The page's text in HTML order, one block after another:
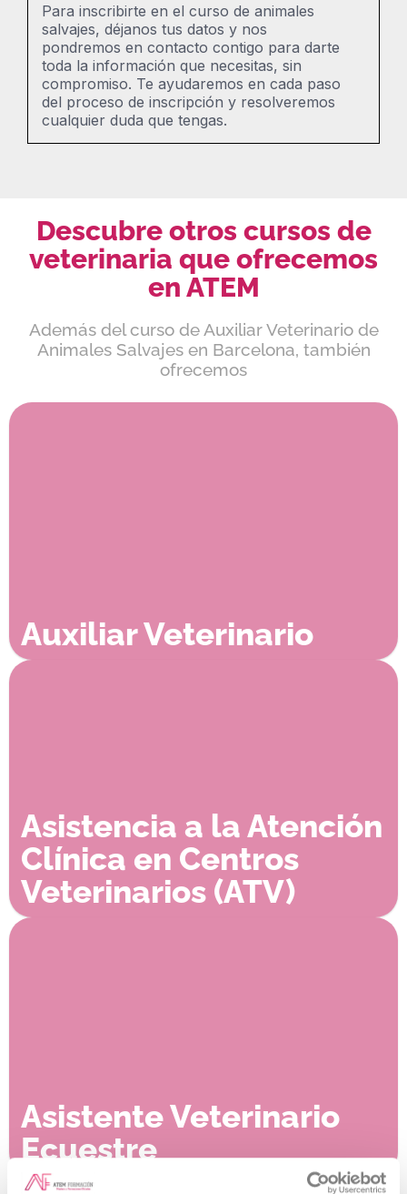
Para inscribirte en el curso de animales
salvajes, déjanos tus datos y nos
pondremos en contacto contigo para darte
toda la información que necesitas, sin
compromiso. Te ayudaremos en cada paso
del proceso de inscripción y resolveremos
cualquier duda que tengas.
Descubre otros cursos de
veterinaria que ofrecemos
en ATEM
Además del curso de Auxiliar Veterinario de
Animales Salvajes en Barcelona, también
ofrecemos
Auxiliar Veterinario
Asistencia a la Atención
Clínica en Centros
Veterinarios (ATV)
Asistente Veterinario
Ecuestre